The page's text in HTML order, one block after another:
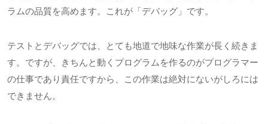
ラムの品質を高めます。これが「デバッグ」です。
テストとデバッグでは、とても地道で地味な作業が長く続きま
す。ですが、きちんと動くプログラムを作るのがプログラマー
の仕事であり責任ですから、この作業は絶対にないがしろには
できません。